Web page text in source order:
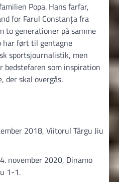
Popa. Hans farfar,
for Farul Constanța fra
to generationer på samme
har ført til gentagne
sportsjournalistik, men
som inspiration
der skal overgås.
2018, Viitorul Târgu Jiu
november 2020, Dinamo
1-1.